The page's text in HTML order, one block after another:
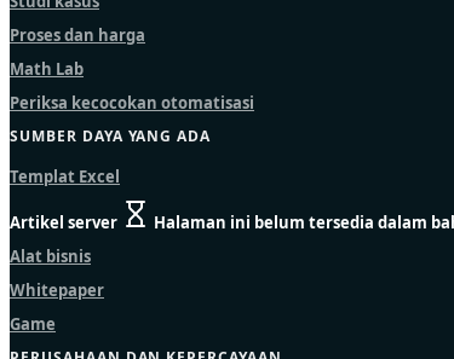
Proses dan harga
Math Lab
Periksa kecocokan otomatisasi
SUMBER DAYA YANG ADA
Templat Excel
Artikel server
Halaman ini belum tersedia dalam
Alat bisnis
Whitepaper
Game